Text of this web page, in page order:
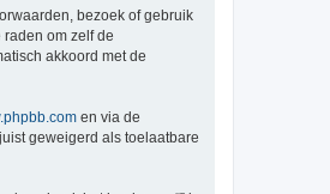
bezoek of gebruik
om zelf de
akkoord met de
en via de
geweigerd als toelaatbare